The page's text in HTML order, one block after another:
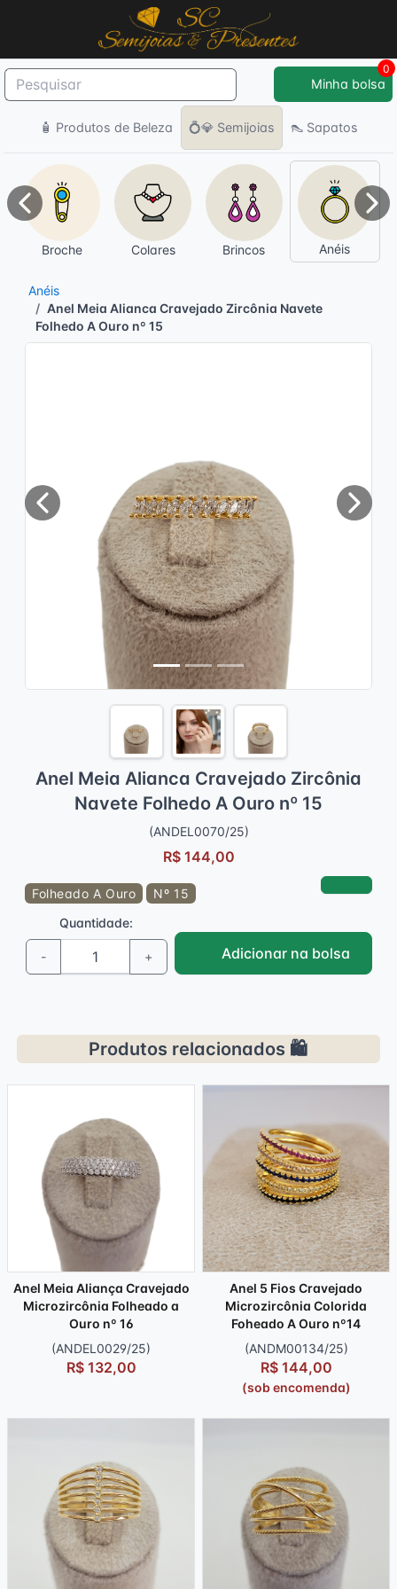
🧴 Produtos de Beleza 💍💎 Semijoias 👠 Sapatos
Minha bolsa
0
Broche Colares Brincos Anéis
Anterior
Anéis
Anel Meia Alianca Cravejado Zircônia Navete
Folhedo A Ouro nº 15
Previous Next
Anel Meia Alianca Cravejado Zircônia
Navete Folhedo A Ouro nº 15
(ANDEL0070/25)
R$ 144,00
Folheado A Ouro
Nº 15
Quantidade:
- + Adicionar na bolsa
Produtos relacionados 🛍️
Anel Meia Aliança Cravejado
Microzircônia Folheado a
Ouro nº 16
(ANDEL0029/25)
R$ 132,00
Anel 5 Fios Cravejado
Microzircônia Colorida
Foheado A Ouro nº14
(ANDM00134/25)
R$ 144,00
(sob encomenda)